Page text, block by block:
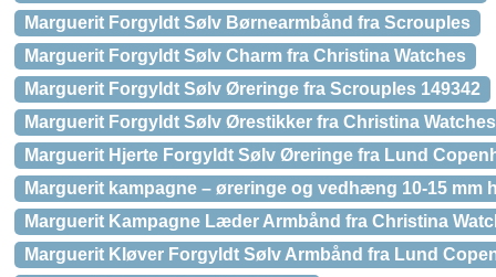
Marguerit Forgyldt Sølv Børnearmbånd fra Scrouples
Marguerit Forgyldt Sølv Charm fra Christina Watches
Marguerit Forgyldt Sølv Øreringe fra Scrouples 149342
Marguerit Forgyldt Sølv Ørestikker fra Christina
Marguerit Hjerte Forgyldt Sølv Øreringe fra Lund
Marguerit kampagne – øreringe og vedhæng 10-15 mm
Marguerit Kampagne Læder Armbånd fra Christina
Marguerit Kløver Forgyldt Sølv Armbånd fra Lund